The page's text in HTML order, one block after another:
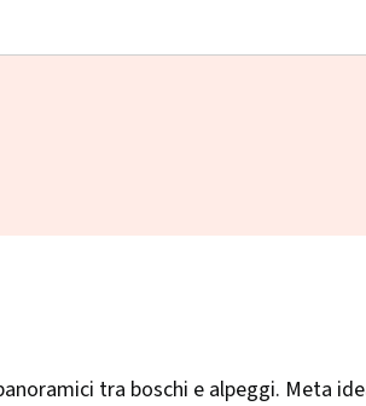
tra boschi e alpeggi. Meta